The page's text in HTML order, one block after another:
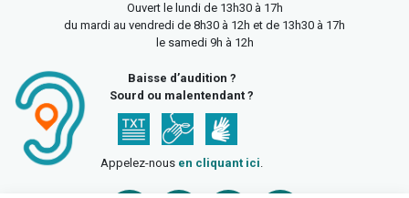
Ouvert le lundi de 13h30 à 17h
du mardi au vendredi de 8h30 à 12h et de 13h30 à 17h
le samedi 9h à 12h
Baisse d’audition ?
Sourd ou malentendant ?
Appelez-nous en cliquant ici.